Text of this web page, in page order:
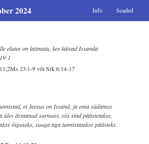
2024 Info Seaded
elutee on laitmatu, kes käivad Issanda
23:1-9 või Srk 6:14-17
et Jeesus on Issand, ja oma südames
üles äratanud surnuist, siis sind päästetakse,
õiguseks, suuga aga tunnistatakse päästeks.